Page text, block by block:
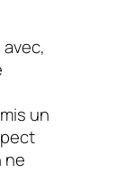
un
ne